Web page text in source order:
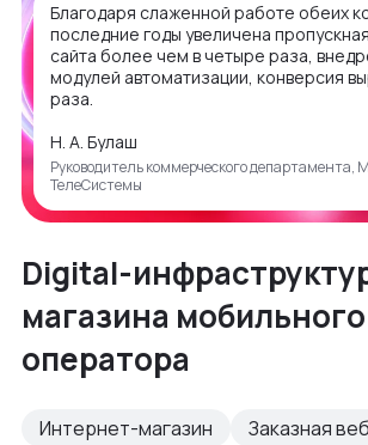
Благодаря слаженной работе обеих
последние годы увеличена
сайта более чем в четыре раза,
модулей автоматизации, конверсия
раза.
Н. А. Булаш
Руководитель коммерческого департамента,
ТелеСистемы
Digital-
магазина мобильного
оператора
Интернет-магазин
Заказная